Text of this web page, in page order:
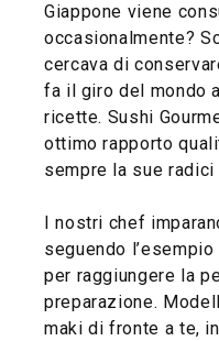
Giappone viene
occasionalmente?
cercava di
fa il giro del mondo
ricette. Sushi
ottimo rapporto
sempre la sue
I nostri chef
seguendo
per raggiungere la
preparazione.
maki di fronte a te,